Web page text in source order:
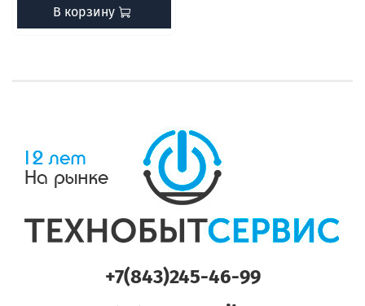
В корзину
+7(843)245-46-99